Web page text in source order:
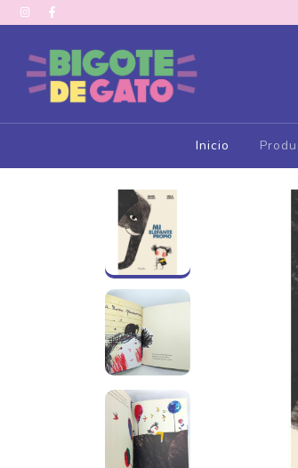
Inicio